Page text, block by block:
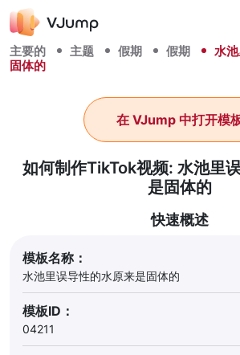
主要的 主题 假期 假期
水
固体的
如何制作TikTok视频: 水池里
是固体的
在 VJump 中打开模
快速概述
模板名称：
水池里误导性的水原来是固体的
模板ID：
04211